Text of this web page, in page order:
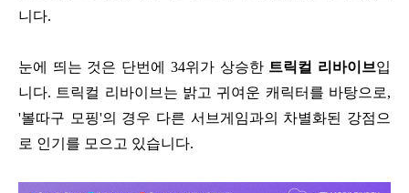
니다.
눈에 띄는 것은 단번에 34위가 상승한 트릭컬 리바이브입
니다. 트릭컬 리바이브는 밝고 귀여운 캐릭터를 바탕으로,
'볼따구 모핑'의 경우 다른 서브게임과의 차별화된 강점으
로 인기를 모으고 있습니다.